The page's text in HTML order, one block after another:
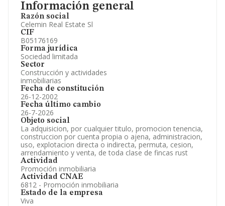
Información general
Razón social
Celemin Real Estate Sl
CIF
B05176169
Forma jurídica
Sociedad limitada
Sector
Construcción y actividades
inmobiliarias
Fecha de constitución
26-12-2002
Fecha último cambio
26-7-2026
Objeto social
La adquisicion, por cualquier titulo, promocion tenencia,
construccion por cuenta propia o ajena, administracion,
uso, explotacion directa o indirecta, permuta, cesion,
arrendamiento y venta, de toda clase de fincas rust
Actividad
Promoción inmobiliaria
Actividad CNAE
6812 - Promoción inmobiliaria
Estado de la empresa
Viva